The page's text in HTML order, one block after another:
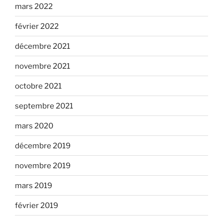
mars 2022
février 2022
décembre 2021
novembre 2021
octobre 2021
septembre 2021
mars 2020
décembre 2019
novembre 2019
mars 2019
février 2019